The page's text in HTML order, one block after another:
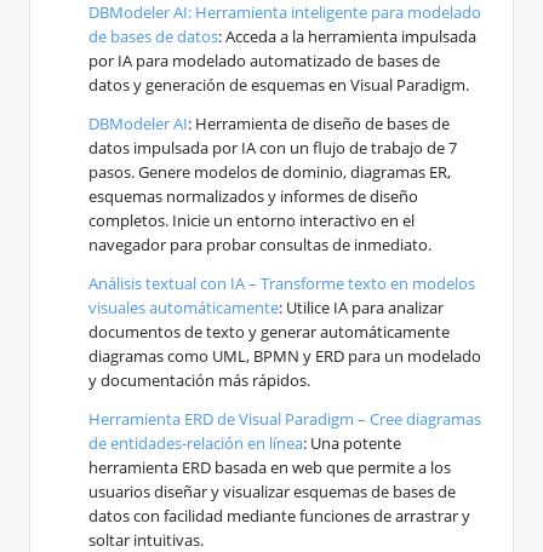
DBModeler AI: Herramienta inteligente para modelado
de bases de datos: Acceda a la herramienta impulsada
por IA para modelado automatizado de bases de
datos y generación de esquemas en Visual Paradigm.
DBModeler AI: Herramienta de diseño de bases de
datos impulsada por IA con un flujo de trabajo de 7
pasos. Genere modelos de dominio, diagramas ER,
esquemas normalizados y informes de diseño
completos. Inicie un entorno interactivo en el
navegador para probar consultas de inmediato.
Análisis textual con IA – Transforme texto en modelos
visuales automáticamente: Utilice IA para analizar
documentos de texto y generar automáticamente
diagramas como UML, BPMN y ERD para un modelado
y documentación más rápidos.
Herramienta ERD de Visual Paradigm – Cree diagramas
de entidades-relación en línea: Una potente
herramienta ERD basada en web que permite a los
usuarios diseñar y visualizar esquemas de bases de
datos con facilidad mediante funciones de arrastrar y
soltar intuitivas.